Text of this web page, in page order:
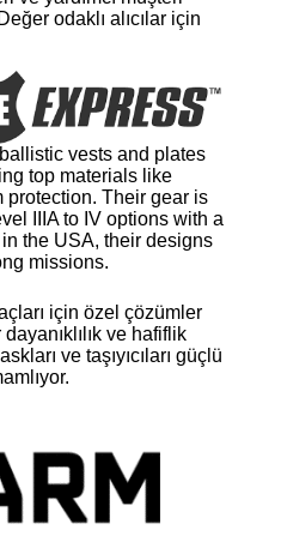
odaklı alıcılar için
vests and plates
top materials like
protection. Their gear is
IIIA to IV options with a
the USA, their designs
missions.
için özel çözümler
ve hafiflik
ve taşıyıcıları güçlü